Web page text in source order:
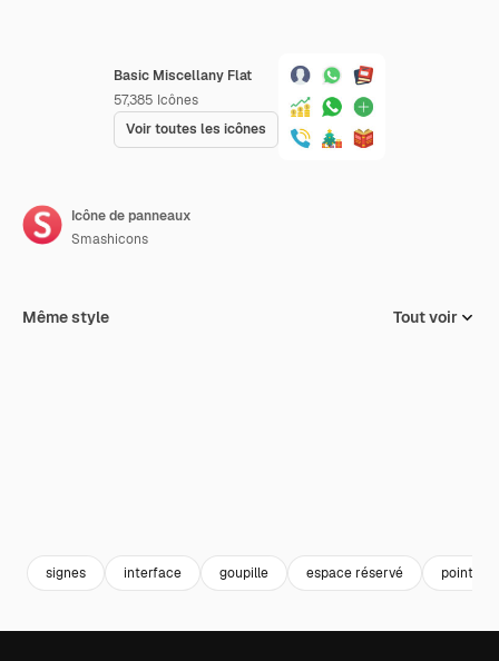
Basic Miscellany Flat
57,385 Icônes
Voir toutes les icônes
Icône de panneaux
Smashicons
Même style Tout voir
signes interface goupille espace réservé pointeur